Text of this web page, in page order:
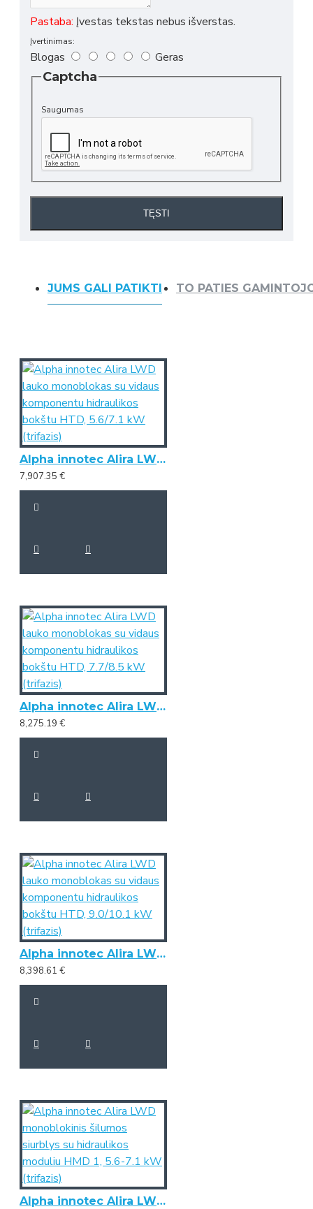
Pastaba: Įvestas tekstas nebus išverstas.
Įvertinimas:
Blogas
Geras
Captcha
Saugumas
TĘSTI
JUMS GALI PATIKTI TO PATIES
Alpha innotec Alira LWD lauko monoblokas su vidaus komponentu hidraulikos bokštu HTD, 5.6/7.1 kW (trifazis)
7,907.35 €
Alpha innotec Alira LWD lauko monoblokas su vidaus komponentu hidraulikos bokštu HTD, 7.7/8.5 kW (trifazis)
8,275.19 €
Alpha innotec Alira LWD lauko monoblokas su vidaus komponentu hidraulikos bokštu HTD, 9.0/10.1 kW (trifazis)
8,398.61 €
Alpha innotec Alira LWD monoblokinis šilumos siurblys su hidraulikos moduliu HMD 1, 5.6-7.1 kW (trifazis)